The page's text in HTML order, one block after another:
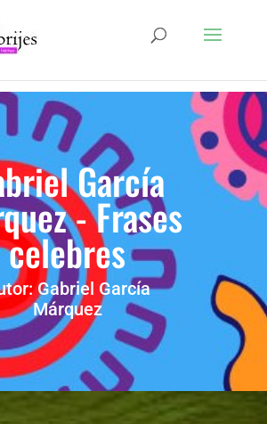
García
- Frases
celebres
Gabriel García
Márquez